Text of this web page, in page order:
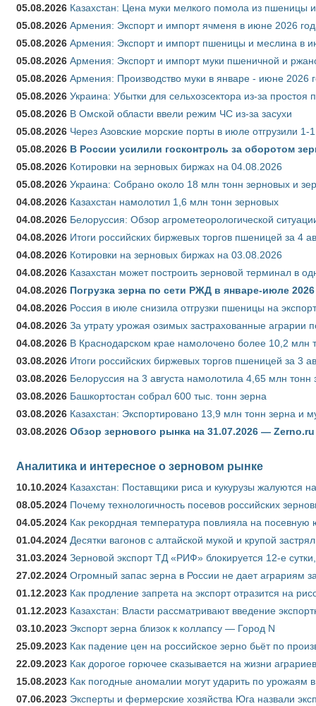
05.08.2026 Казахстан: Цена муки мелкого помола из пшеницы
05.08.2026 Армения: Экспорт и импорт ячменя в июне 2026
05.08.2026 Армения: Экспорт и импорт пшеницы и меслина в
05.08.2026 Армения: Экспорт и импорт муки пшеничной и
05.08.2026 Армения: Производство муки в январе - июне 2026
05.08.2026 Украина: Убытки для сельхозсектора из-за простоя
05.08.2026 В Омской области ввели режим ЧС из-за засухи
05.08.2026 Через Азовские морские порты в июле отгрузили
05.08.2026 В России усилили госконтроль за оборотом
05.08.2026 Котировки на зерновых биржах на 04.08.2026
05.08.2026 Украина: Собрано около 18 млн тонн зерновых и
04.08.2026 Казахстан намолотил 1,6 млн тонн зерновых
04.08.2026 Белоруссия: Обзор агрометеорологической
04.08.2026 Итоги российских биржевых торгов пшеницей за 4
04.08.2026 Котировки на зерновых биржах на 03.08.2026
04.08.2026 Казахстан может построить зерновой терминал в
04.08.2026 Погрузка зерна по сети РЖД в январе-июле
04.08.2026 Россия в июле снизила отгрузки пшеницы на
04.08.2026 За утрату урожая озимых застрахованные аграрии
04.08.2026 В Краснодарском крае намолочено более 10,2 млн
03.08.2026 Итоги российских биржевых торгов пшеницей за 3
03.08.2026 Белоруссия на 3 августа намолотила 4,65 млн тонн
03.08.2026 Башкортостан собрал 600 тыс. тонн зерна
03.08.2026 Казахстан: Экспортировано 13,9 млн тонн зерна и
03.08.2026 Обзор зернового рынка на 31.07.2026 — Zerno.ru
Аналитика и интересное о зерновом рынке
10.10.2024 Казахстан: Поставщики риса и кукурузы жалуются
08.05.2024 Почему технологичность посевов российских
04.05.2024 Как рекордная температура повлияла на
01.04.2024 Десятки вагонов с алтайской мукой и крупой
31.03.2024 Зерновой экспорт ТД «РИФ» блокируется 12-е
27.02.2024 Огромный запас зерна в России не дает аграриям
01.12.2023 Как продление запрета на экспорт отразится на
01.12.2023 Казахстан: Власти рассматривают введение
03.10.2023 Экспорт зерна близок к коллапсу — Город N
25.09.2023 Как падение цен на российское зерно бьёт по
22.09.2023 Как дорогое горючее сказывается на жизни аграриев
15.08.2023 Как погодные аномалии могут ударить по урожаям
07.06.2023 Эксперты и фермерские хозяйства Юга назвали